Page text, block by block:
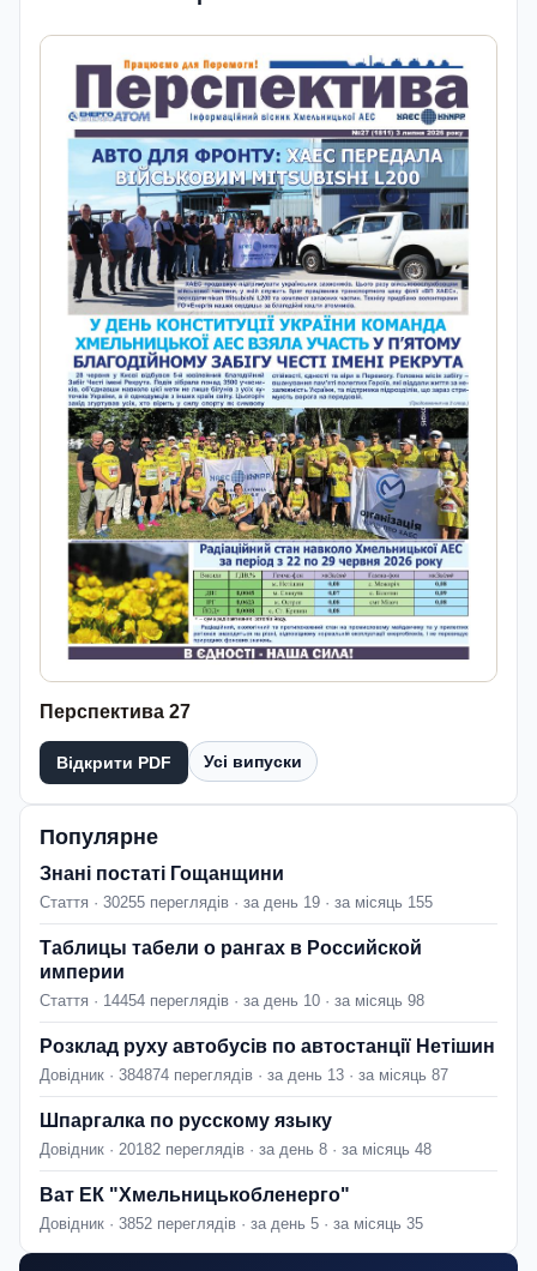
Перспектива 27
Відкрити PDF Усі випуски
Популярне
Знані постаті Гощанщини
Стаття · 30255 переглядів · за день 19 · за місяць 155
Таблицы табели о рангах в Российской
империи
Стаття · 14454 переглядів · за день 10 · за місяць 98
Розклад руху автобусів по автостанції Нетішин
Довідник · 384874 переглядів · за день 13 · за місяць 87
Шпаргалка по русскому языку
Довідник · 20182 переглядів · за день 8 · за місяць 48
Ват ЕК "Хмельницькобленерго"
Довідник · 3852 переглядів · за день 5 · за місяць 35